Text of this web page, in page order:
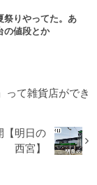
祭りやってた。あ
の値段とか
って雑貨店ができ
【明日の
西宮】